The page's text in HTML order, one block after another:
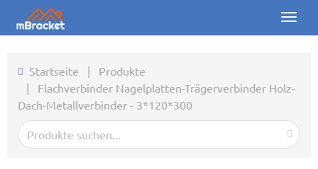
Toggle
Produkte
Startseite | Produkte
| Flachverbinder Nagelplatten-Trägerverbinder Holz-
Dach-Metallverbinder - 3*120*300